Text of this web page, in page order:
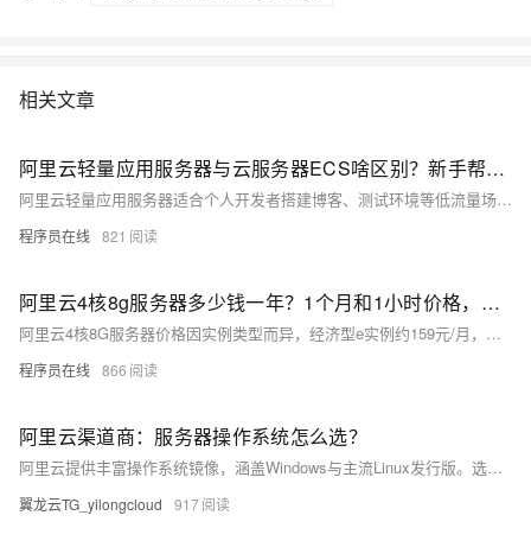
相关文章
阿里云轻量应用服务器与云服务器ECS啥区别？新手帮助教程
阿里云轻量应用服务器适合个人开发者搭建博客、测试环境等低流量场景，操作简单、成本低；ECS适用于企业级高负载业务，功能强大、灵活可扩展。二者在性能、网络、镜像及运维管理上差异显著，用户应根据实际需求选择。
程序员在线 821
阿里云4核8g服务器多少钱一年？1个月和1小时价格，省钱购买方法分享
阿里云4核8G服务器价格因实例类型而异，经济型e实例约159元/月，计算型c9i约371元/月，按小时计费最低0.45元。实际购买享折扣，1年最高可省至1578元，附主流ECS实例及CPU型号参考。
程序员在线 866
阿里云渠道商：服务器操作系统怎么选？
阿里云提供丰富操作系统镜像，涵盖Windows与主流Linux发行版。选型需综合技术兼容性、运维成本、安全稳定等因素。推荐Alibaba Cloud Linux、Ubuntu等用于Web与容器场景，Windows Server支撑.NET应用。建议优先选用LTS版本并进行测试验证，通过标准化镜像管理提升部署效率与一致性。
翼龙云TG_yilongcloud 917